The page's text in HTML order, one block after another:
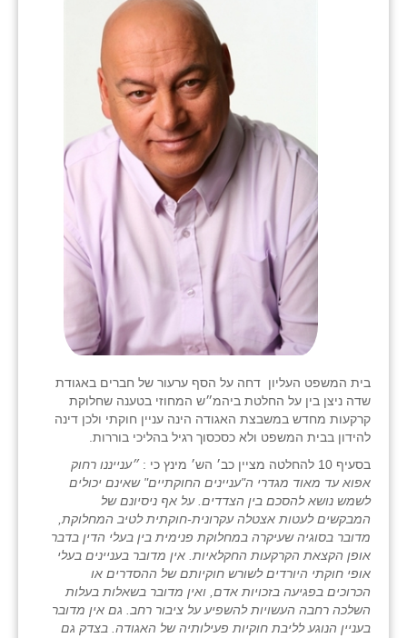
בית המשפט העליון דחה על הסף ערעור של חברים באגודת
שדה ניצן בין על החלטת ביהמ״ש המחוזי בטענה שחלוקת
קרקעות מחדש במשבצת האגודה הינה עניין חוקתי ולכן דינה
להידון בבית המשפט ולא כסכסוך רגיל בהליכי בוררות.
בסעיף 10 להחלטה מציין כב׳ הש׳ מינץ כי :
״ענייננו רחוק
אפוא עד מאוד מגדרי ה"עניינים החוקתיים" שאינם יכולים
לשמש נושא להסכם בין הצדדים. על אף ניסיונם של
המבקשים לעטות אצטלה עקרונית-חוקתית לטיב המחלוקת,
מדובר בסוגיה שעיקרה במחלוקת פנימית בין בעלי הדין בדבר
אופן הקצאת הקרקעות החקלאיות. אין מדובר בעניינים בעלי
אופי חוקתי היורדים לשורש חוקיותם של ההסדרים או
הכרוכים בפגיעה בזכויות אדם, ואין מדובר בשאלות בעלות
השלכה רחבה העשויות להשפיע על ציבור רחב. גם אין מדובר
בעניין הנוגע לליבת חוקיות פעילותיה של האגודה. בצדק גם
דקל
זוהר
הדר עם
חבצלת השרון
חמרה
חרב לאת
יבול (מורג)